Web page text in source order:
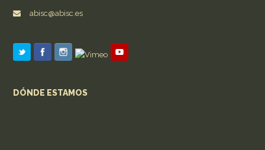
abisc@abisc.es
DÓNDE ESTAMOS